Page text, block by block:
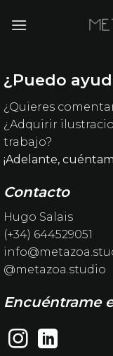
¿Puedo
¿Quieres
¿Adquirir
trabajo?
¡Adelante,
Contacto
Hugo Salais
(+34) 644529051
@metazoa.studio
Encuéntrame